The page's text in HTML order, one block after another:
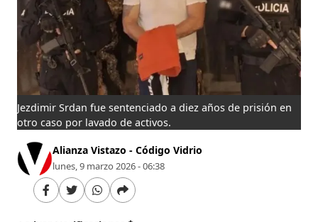
Jezdimir Srdan fue sentenciado a diez años de prisión en
otro caso por lavado de activos.
Alianza Vistazo - Código Vidrio
lunes, 9 marzo 2026 - 06:38